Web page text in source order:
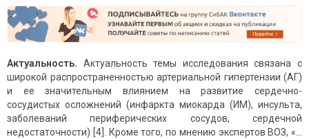
Актуальность. Актуальность темы исследования связана с
широкой распространенностью артериальной гипертензии (АГ)
и ее значительным влиянием на развитие сердечно-
сосудистых осложнений (инфаркта миокарда (ИМ), инсульта,
заболеваний периферических сосудов, сердечной
недостаточности) [4]. Кроме того, по мнению экспертов ВОЗ, «…